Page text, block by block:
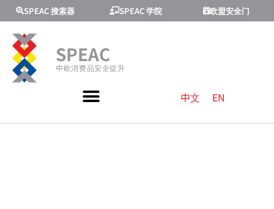
SPEAC 搜索器 SPEAC 学院 欧盟安全门
SPEAC
中欧消费品安全提升
中文 EN